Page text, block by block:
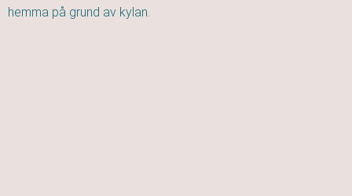
hemma på grund av kylan.